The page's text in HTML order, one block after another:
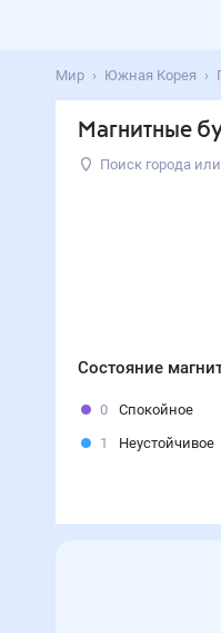
Мир Южная Корея
Магнитные
Поиск города
Состояние
0
Спокойное
1
Неустойчивое